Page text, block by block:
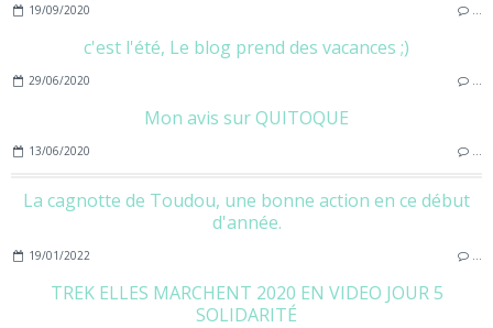
19/09/2020
c'est l'été, Le blog prend des vacances ;)
29/06/2020
Mon avis sur QUITOQUE
13/06/2020
La cagnotte de Toudou, une bonne action en ce début
d'année.
19/01/2022
TREK ELLES MARCHENT 2020 EN VIDEO JOUR 5
SOLIDARITÉ